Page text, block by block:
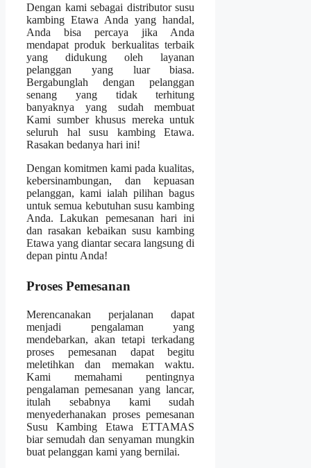
Dengan kami sebagai distributor susu
kambing Etawa Anda yang handal,
Anda bisa percaya jika Anda
mendapat produk berkualitas terbaik
yang didukung oleh layanan
pelanggan yang luar biasa.
Bergabunglah dengan pelanggan
senang yang tidak terhitung
banyaknya yang sudah membuat
Kami sumber khusus mereka untuk
seluruh hal susu kambing Etawa.
Rasakan bedanya hari ini!
Dengan komitmen kami pada kualitas,
kebersinambungan, dan kepuasan
pelanggan, kami ialah pilihan bagus
untuk semua kebutuhan susu kambing
Anda. Lakukan pemesanan hari ini
dan rasakan kebaikan susu kambing
Etawa yang diantar secara langsung di
depan pintu Anda!
Proses Pemesanan
Merencanakan perjalanan dapat
menjadi pengalaman yang
mendebarkan, akan tetapi terkadang
proses pemesanan dapat begitu
meletihkan dan memakan waktu.
Kami memahami pentingnya
pengalaman pemesanan yang lancar,
itulah sebabnya kami sudah
menyederhanakan proses pemesanan
Susu Kambing Etawa ETTAMAS
biar semudah dan senyaman mungkin
buat pelanggan kami yang bernilai.